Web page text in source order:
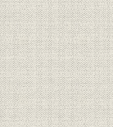
進(昭和38年~42年)
活発化
の積極展開